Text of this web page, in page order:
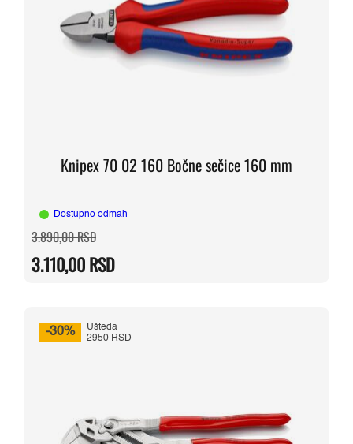
Knipex 70 02 160 Bočne sečice 160 mm
Dostupno odmah
3.890,00RSDOriginalna
cena
bila:
3.890,00 RSD.
3.110,00RSD
Trenutna
cena
3.110,00 RSD.
-30%
Ušteda
2950 RSD